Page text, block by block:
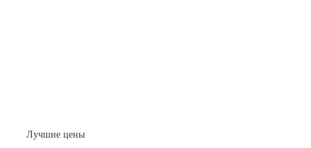
Лучшие цены